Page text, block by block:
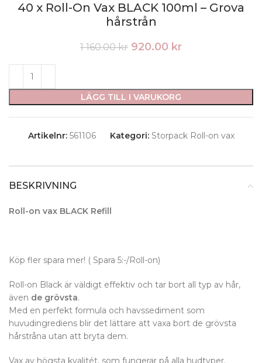
40 x Roll-On Vax BLACK 100ml – Grova
hårstrån
1 160.00kr Det
1
160.00 kr.
920.00 krDet
LÄGG TILL I VARUKORG
Artikelnr: 561106 Kategori: Storpack Roll-on vax
BESKRIVNING
Roll-on vax BLACK Refill
Köp fler spara mer! ( Spara 5:-/Roll-on)
Roll-on Black är väldigt effektiv och tar bort all typ av hår,
även de grövsta.
Med en perfekt formula och havssediment som
huvudingrediens blir det lättare att vaxa bort de grövsta
hårstråna utan att bryta dem.
Vax av högsta kvalitét, som fungerar på alla hudtyper.